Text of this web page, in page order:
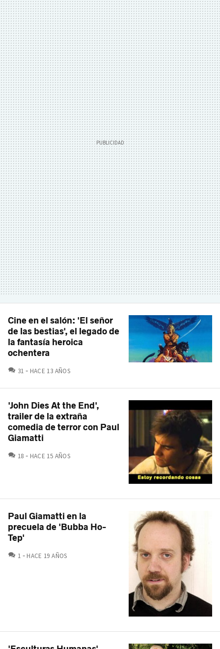
Cine en el salón: 'El señor
de las bestias', el legado de
la fantasía heroica
ochentera
31 COMENTARIOS
HACE 13 AÑOS
'John Dies At the End',
trailer de la extraña
comedia de terror con Paul
Giamatti
18 COMENTARIOS
HACE 15 AÑOS
Paul Giamatti en la
precuela de 'Bubba Ho-
Tep'
1 COMENTARIOS
HACE 19 AÑOS